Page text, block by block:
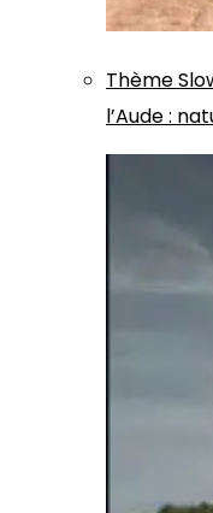
Thème
l’Aude :